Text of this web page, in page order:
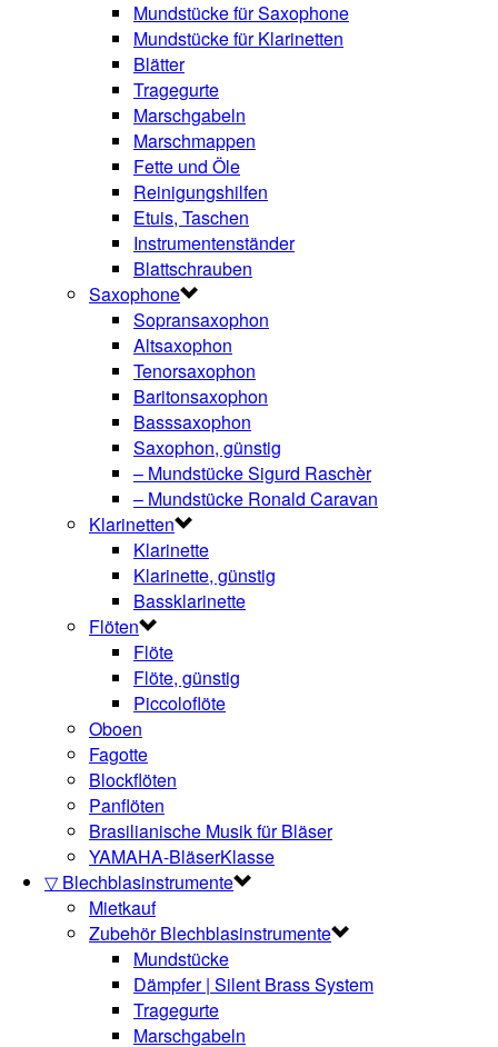
Mundstücke für Saxophone
Mundstücke für Klarinetten
Blätter
Tragegurte
Marschgabeln
Marschmappen
Fette und Öle
Reinigungshilfen
Etuis, Taschen
Instrumentenständer
Blattschrauben
Saxophone
Sopransaxophon
Altsaxophon
Tenorsaxophon
Baritonsaxophon
Basssaxophon
Saxophon, günstig
– Mundstücke Sigurd Raschèr
– Mundstücke Ronald Caravan
Klarinetten
Klarinette
Klarinette, günstig
Bassklarinette
Flöten
Flöte
Flöte, günstig
Piccoloflöte
Oboen
Fagotte
Blockflöten
Panflöten
Brasilianische Musik für Bläser
YAMAHA-BläserKlasse
▽ Blechblasinstrumente
Mietkauf
Zubehör Blechblasinstrumente
Mundstücke
Dämpfer | Silent Brass System
Tragegurte
Marschgabeln